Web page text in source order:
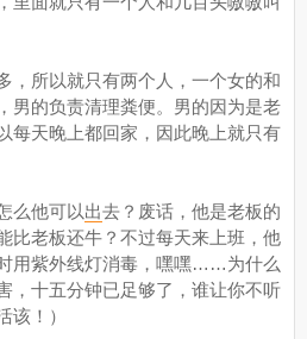
所以就只有两个人，一个女的和
男的负责清理粪便。男的因为是老
每天晚上都回家，因此晚上就只有
他可以出去？废话，他是老板的
比老板还牛？不过每天来上班，他
用紫外线灯消毒，嘿嘿……为什么
，十五分钟已足够了，谁让你不听
该！）